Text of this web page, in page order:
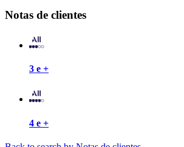
Notas de clientes
3 e +
4 e +